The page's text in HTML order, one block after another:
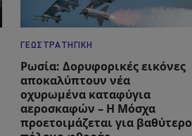
ΓΕΩΣΤΡΑΤΗΓΙΚΉ
Ρωσία: Δορυφορικές εικόνες
αποκαλύπτουν νέα
οχυρωμένα καταφύγια
αεροσκαφών – Η Μόσχα
προετοιμάζεται για βαθύτερο